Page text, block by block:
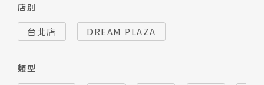
店別
台北店 DREAM PLAZA
類型